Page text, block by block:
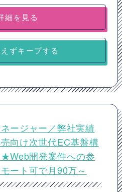
細を見る
ずキープする
ージャー／弊社実績
向け次世代EC基盤構
開発案件への参
ート可で月90万～